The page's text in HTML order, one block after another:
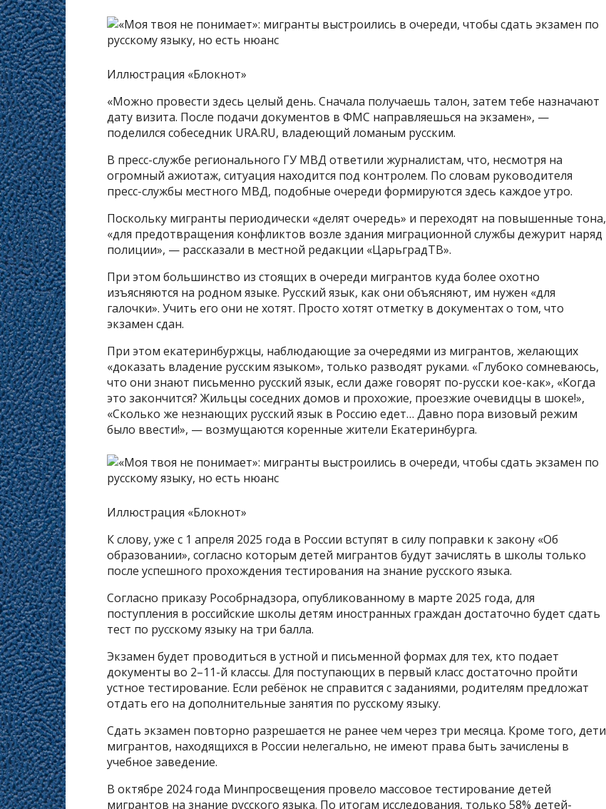
Иллюстрация «Блокнот»
«Можно провести здесь целый день. Сначала получаешь талон, затем тебе назначают
дату визита. После подачи документов в ФМС направляешься на экзамен», —
поделился собеседник URA.RU, владеющий ломаным русским.
В пресс-службе регионального ГУ МВД ответили журналистам, что, несмотря на
огромный ажиотаж, ситуация находится под контролем. По словам руководителя
пресс-службы местного МВД, подобные очереди формируются здесь каждое утро.
Поскольку мигранты периодически «делят очередь» и переходят на повышенные тона,
«для предотвращения конфликтов возле здания миграционной службы дежурит наряд
полиции», — рассказали в местной редакции «ЦарьградТВ».
При этом большинство из стоящих в очереди мигрантов куда более охотно
изъясняются на родном языке. Русский язык, как они объясняют, им нужен «для
галочки». Учить его они не хотят. Просто хотят отметку в документах о том, что
экзамен сдан.
При этом екатеринбуржцы, наблюдающие за очередями из мигрантов, желающих
«доказать владение русским языком», только разводят руками. «Глубоко сомневаюсь,
что они знают письменно русский язык, если даже говорят по-русски кое-как», «Когда
это закончится? Жильцы соседних домов и прохожие, проезжие очевидцы в шоке!»,
«Сколько же незнающих русский язык в Россию едет… Давно пора визовый режим
было ввести!», — возмущаются коренные жители Екатеринбурга.
Иллюстрация «Блокнот»
К слову, уже с 1 апреля 2025 года в России вступят в силу поправки к закону «Об
образовании», согласно которым детей мигрантов будут зачислять в школы только
после успешного прохождения тестирования на знание русского языка.
Согласно приказу Рособрнадзора, опубликованному в марте 2025 года, для
поступления в российские школы детям иностранных граждан достаточно будет сдать
тест по русскому языку на три балла.
Экзамен будет проводиться в устной и письменной формах для тех, кто подает
документы во 2–11-й классы. Для поступающих в первый класс достаточно пройти
устное тестирование. Если ребёнок не справится с заданиями, родителям предложат
отдать его на дополнительные занятия по русскому языку.
Сдать экзамен повторно разрешается не ранее чем через три месяца. Кроме того, дети
мигрантов, находящихся в России нелегально, не имеют права быть зачислены в
учебное заведение.
В октябре 2024 года Минпросвещения провело массовое тестирование детей
мигрантов на знание русского языка. По итогам исследования, только 58% детей-